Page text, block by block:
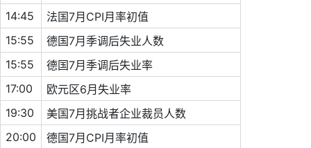
14:45
法国7月CPI月率初值
15:55
德国7月季调后失业人数
15:55
德国7月季调后失业率
17:00
欧元区6月失业率
19:30
美国7月挑战者企业裁员人数
20:00
德国7月CPI月率初值